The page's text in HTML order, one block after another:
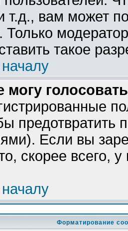
т.д., вам может
Только
такое
могу
предотвратить
Если вы
скорее всего,
Форматирование